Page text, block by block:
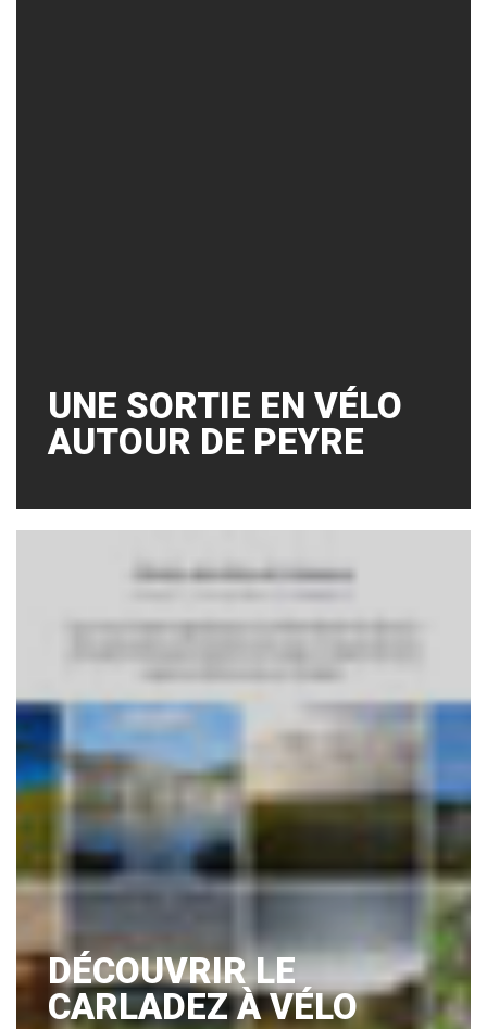
UNE SORTIE EN VÉLO
AUTOUR DE PEYRE
DÉCOUVRIR LE
CARLADEZ À VÉLO